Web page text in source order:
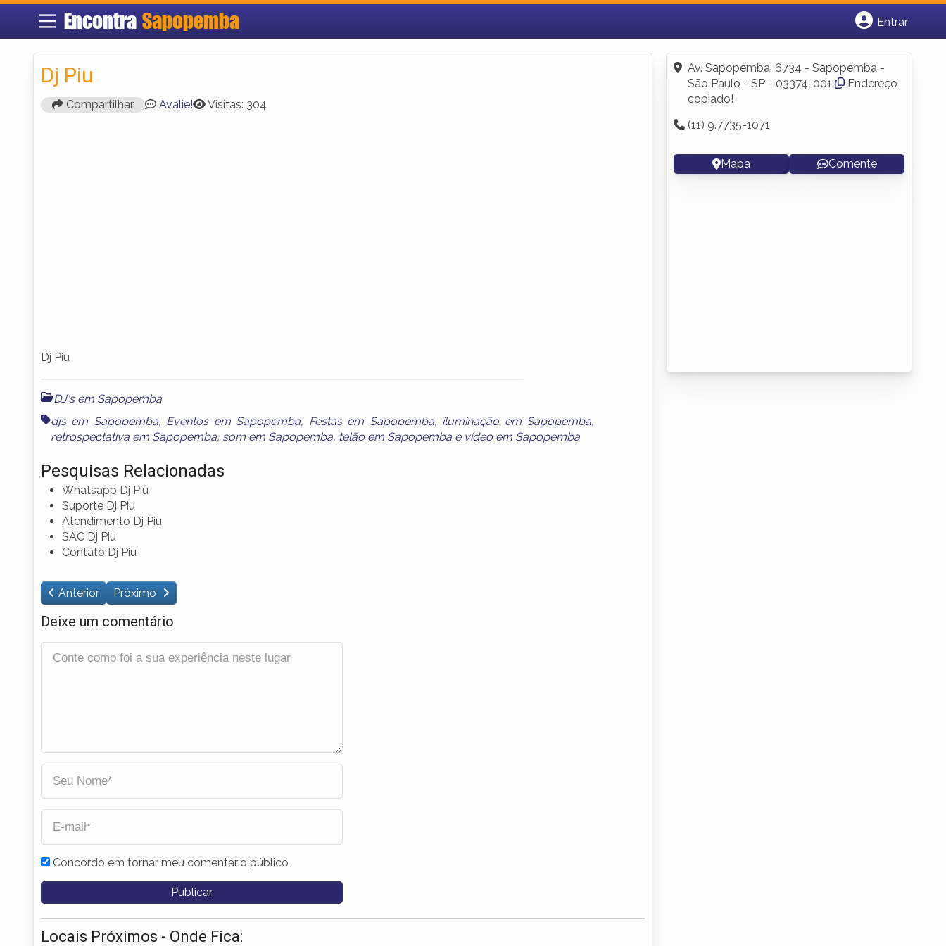
Encontra Sapopemba
Entrar
Fazer login
Criar conta
Dj Piu
Compartilhar Avalie! Visitas: 304
Dj Piu
DJ's em Sapopemba
djs em Sapopemba, Eventos em Sapopemba, Festas em Sapopemba, iluminação em Sapopemba,
retrospectativa em Sapopemba, som em Sapopemba, telão em Sapopemba e vídeo em Sapopemba
Pesquisas Relacionadas
Whatsapp Dj Piu
Suporte Dj Piu
Atendimento Dj Piu
SAC Dj Piu
Contato Dj Piu
Anterior Próximo
Deixe um comentário
Concordo em tornar meu comentário público
Locais Próximos - Onde Fica:
Av. Sapopemba, 6734 - Sapopemba -
São Paulo - SP - 03374-001
Endereço
copiado!
(11) 9.7735-1071
Mapa Comente